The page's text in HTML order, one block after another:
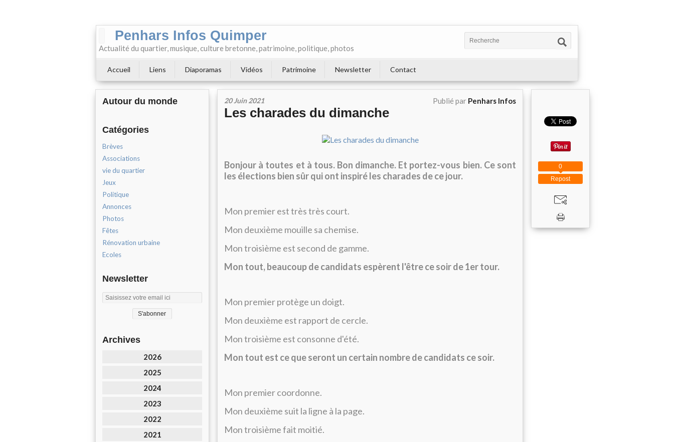
Penhars Infos Quimper
Actualité du quartier, musique, culture bretonne, patrimoine, politique, photos
Accueil Liens Diaporamas Vidéos Patrimoine Newsletter Contact
Autour du monde
Catégories
Brèves
Associations
vie du quartier
Jeux
Politique
Annonces
Photos
Fêtes
Rénovation urbaine
Ecoles
Newsletter
Archives
2026
2025
2024
2023
2022
2021
20 Juin 2021 Publié par Penhars Infos
Les charades du dimanche
Bonjour à toutes et à tous. Bon dimanche. Et portez-vous bien. Ce sont
les élections bien sûr qui ont inspiré les charades de ce jour.
Mon premier est très très court.
Mon deuxième mouille sa chemise.
Mon troisième est second de gamme.
Mon tout, beaucoup de candidats espèrent l'être ce soir de 1er tour.
Mon premier protège un doigt.
Mon deuxième est rapport de cercle.
Mon troisième est consonne d'été.
Mon tout est ce que seront un certain nombre de candidats ce soir.
Mon premier coordonne.
Mon deuxième suit la ligne à la page.
Mon troisième fait moitié.
Repost
0